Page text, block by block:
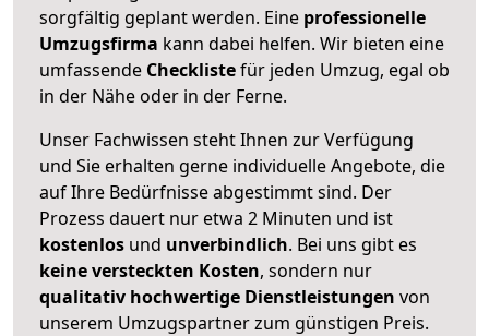
sorgfältig geplant werden. Eine professionelle
Umzugsfirma kann dabei helfen. Wir bieten eine
umfassende Checklistefür jeden Umzug, egal ob
in der Nähe oder in der Ferne.
Unser Fachwissen steht Ihnen zur Verfügung
und Sie erhalten gerne individuelle Angebote, die
auf Ihre Bedürfnisse abgestimmt sind. Der
Prozess dauert nur etwa 2 Minuten und ist
kostenlos und unverbindlich. Bei uns gibt es
keine versteckten Kosten, sondern nur
qualitativ hochwertige Dienstleistungen von
unserem Umzugspartner zum günstigen Preis.